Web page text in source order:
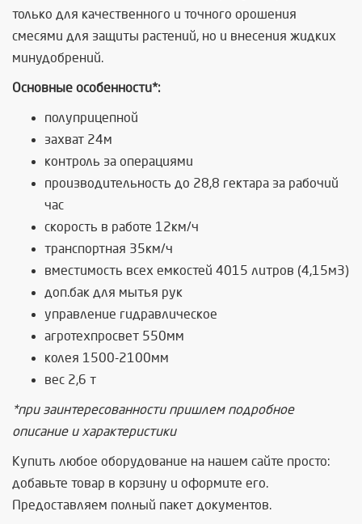
только для качественного и точного орошения
смесями для защиты растений, но и внесения жидких
минудобрений.
Основные особенности*:
полуприцепной
захват 24м
контроль за операциями
производительность до 28,8 гектара за рабочий
час
скорость в работе 12км/ч
транспортная 35км/ч
вместимость всех емкостей 4015 литров (4,15м3)
доп.бак для мытья рук
управление гидравлическое
агротехпросвет 550мм
колея 1500-2100мм
вес 2,6 т
*при заинтересованности пришлем подробное
описание и характеристики
Купить любое оборудование на нашем сайте просто:
добавьте товар в корзину и оформите его.
Предоставляем полный пакет документов.